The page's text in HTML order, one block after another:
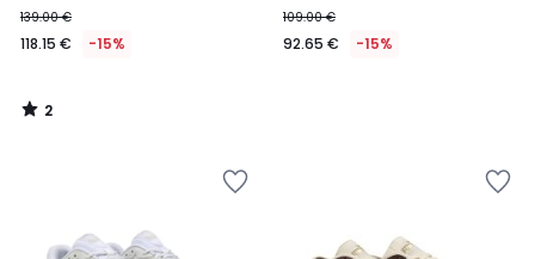
139.00 €
118.15 € -15%
2
/
109.00 €
92.65 € -15%